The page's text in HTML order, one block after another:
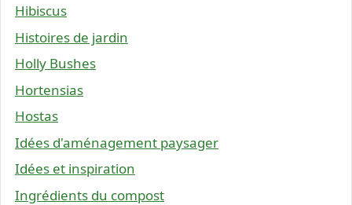
Hibiscus
Histoires de jardin
Holly Bushes
Hortensias
Hostas
Idées d'aménagement paysager
Idées et inspiration
Ingrédients du compost